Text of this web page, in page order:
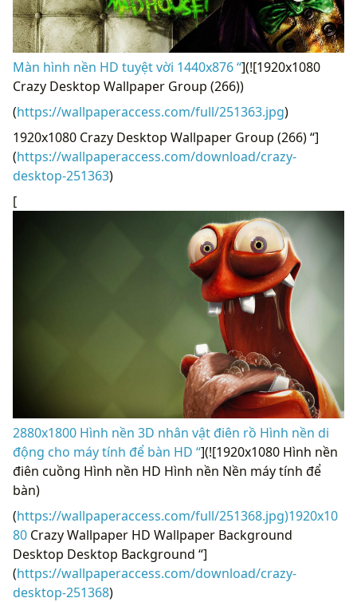
Màn hình nền HD tuyệt vời 1440x876 “](![1920x1080
Crazy Desktop Wallpaper Group (266))
(https://wallpaperaccess.com/full/251363.jpg)
1920x1080 Crazy Desktop Wallpaper Group (266) “]
(https://wallpaperaccess.com/download/crazy-
desktop-251363)
[
2880x1800 Hình nền 3D nhân vật điên rồ Hình nền di
động cho máy tính để bàn HD “](![1920x1080 Hình nền
điên cuồng Hình nền HD Hình nền Nền máy tính để
bàn)
(https://wallpaperaccess.com/full/251368.jpg)1920x10
80 Crazy Wallpaper HD Wallpaper Background
Desktop Desktop Background “]
(https://wallpaperaccess.com/download/crazy-
desktop-251368)